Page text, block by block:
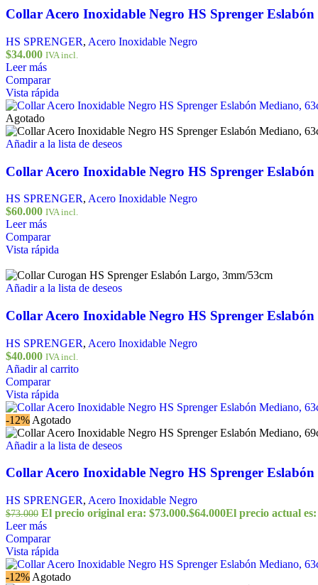
Collar Acero Inoxidable Negro HS Sprenger
HS SPRENGER, Acero Inoxidable Negro
$34.000 IVA incl.
Leer más
Comparar
Vista rápida
Agotado
Añadir a la lista de deseos
Collar Acero Inoxidable Negro HS Sprenger
HS SPRENGER, Acero Inoxidable Negro
$60.000 IVA incl.
Leer más
Comparar
Vista rápida
Añadir a la lista de deseos
Collar Acero Inoxidable Negro HS Sprenger
HS SPRENGER, Acero Inoxidable Negro
$40.000 IVA incl.
Añadir al carrito
Comparar
Vista rápida
-12% Agotado
Añadir a la lista de deseos
Collar Acero Inoxidable Negro HS Sprenger
HS SPRENGER, Acero Inoxidable Negro
$73.000 El precio original era: $73.000.$64.000El precio actual es:
Leer más
Comparar
Vista rápida
-12% Agotado